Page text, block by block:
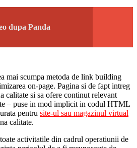
dupa Panda
mai scumpa metoda de link building
on-page. Pagina si de fapt intreg
calitate si sa ofere continut relevant
– puse in mod implicit in codul HTML
pentru site-ul sau magazinul virtual
calitate.
activitatile din cadrul operatiunii de